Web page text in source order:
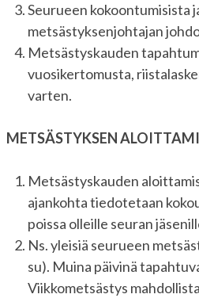
Seurueen kokoontumisista
metsästyksenjohtajan
Metsästyskauden
vuosikertomusta,
varten.
METSÄSTYKSEN
Metsästyskauden
ajankohta tiedotetaan
poissa olleille seuran
Ns. yleisiä seurueen
su). Muina päivinä
Viikkometsästys